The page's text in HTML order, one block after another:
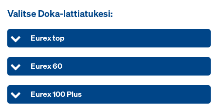
Valitse Doka-lattiatukesi:
Eurex top
Eurex 60
Eurex 100 Plus